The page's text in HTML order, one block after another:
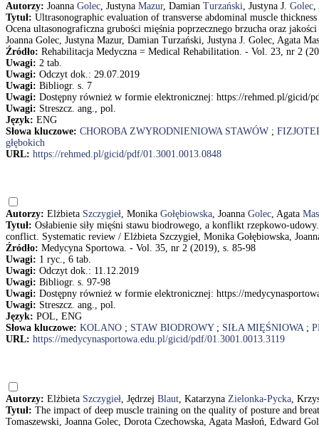
Autorzy: Joanna Golec, Justyna Mazur, Damian Turzański, Justyna J. Golec,
Tytuł: Ultrasonographic evaluation of transverse abdominal muscle
Ocena ultasonograficzna grubości mięśnia poprzecznego brzucha oraz
Joanna Golec, Justyna Mazur, Damian Turzański, Justyna J. Golec, Agata
Źródło: Rehabilitacja Medyczna = Medical Rehabilitation. - Vol. 23, nr 2
Uwagi: 2 tab.
Uwagi: Odczyt dok.: 29.07.2019
Uwagi: Bibliogr. s. 7
Uwagi: Dostępny również w formie elektronicznej: https://rehmed.pl/gicid/
Uwagi: Streszcz. ang., pol.
Język: ENG
Słowa kluczowe: CHOROBA ZWYRODNIENIOWA STAWÓW ;
głębokich
URL: https://rehmed.pl/gicid/pdf/01.3001.0013.0848
Autorzy: Elżbieta Szczygieł, Monika Gołębiowska, Joanna Golec, Agata
Tytuł: Osłabienie siły mięśni stawu biodrowego, a konflikt rzepkowo-
conflict. Systematic review / Elżbieta Szczygieł, Monika Gołębiowska,
Źródło: Medycyna Sportowa. - Vol. 35, nr 2 (2019), s. 85-98
Uwagi: 1 ryc., 6 tab.
Uwagi: Odczyt dok.: 11.12.2019
Uwagi: Bibliogr. s. 97-98
Uwagi: Dostępny również w formie elektronicznej: https://
Uwagi: Streszcz. ang., pol.
Język: POL, ENG
Słowa kluczowe: KOLANO ; STAW BIODROWY; SIŁA MIĘŚNIOWA;
URL: https://medycynasportowa.edu.pl/gicid/pdf/01.3001.0013.3119
Autorzy: Elżbieta Szczygieł, Jędrzej Blaut, Katarzyna Zielonka-Pycka,
Tytuł: The impact of deep muscle training on the quality of posture and
Tomaszewski, Joanna Golec, Dorota Czechowska, Agata Masłoń, Edward